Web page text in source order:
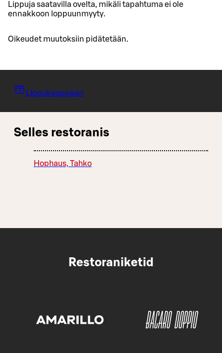
Lippuja saatavilla ovelta, mikäli tapahtuma ei ole
ennakkoon loppuunmyyty.
Oikeudet muutoksiin pidätetään.
Lippukauppaan
Selles restoranis
Hophaus, Tahko
Restoraniketid